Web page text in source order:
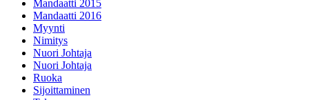
Mandaatti 2015
Mandaatti 2016
Myynti
Nimitys
Nuori Johtaja
Nuori Johtaja
Ruoka
Sijoittaminen